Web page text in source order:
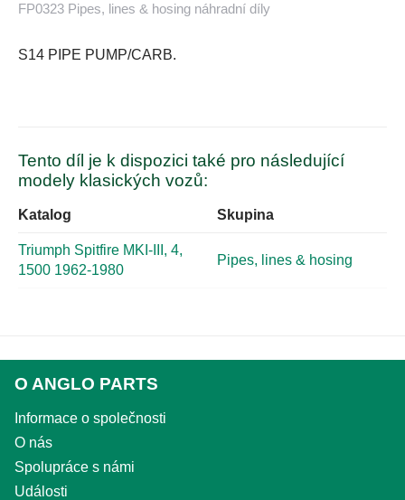
FP0323 Pipes, lines & hosing náhradní díly
S14 PIPE PUMP/CARB.
Tento díl je k dispozici také pro následující
modely klasických vozů:
Katalog Skupina
Triumph Spitfire MKI-III, 4,
1500 1962-1980
Pipes, lines & hosing
O ANGLO PARTS
Informace o společnosti
O nás
Spolupráce s námi
Události